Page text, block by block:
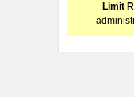
Limit